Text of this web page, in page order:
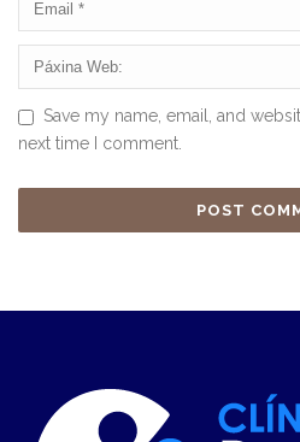
Save my name, email, and
next time I comment.